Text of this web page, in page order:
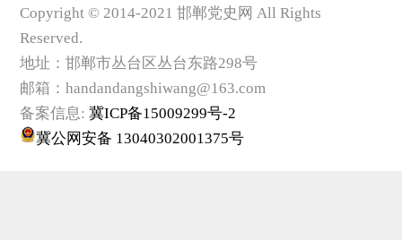
Copyright © 2014-2021 邯郸党史网 All Rights
Reserved.
地址：邯郸市丛台区丛台东路298号
邮箱：handandangshiwang@163.com
备案信息: 冀ICP备15009299号-2
冀公网安备 13040302001375号